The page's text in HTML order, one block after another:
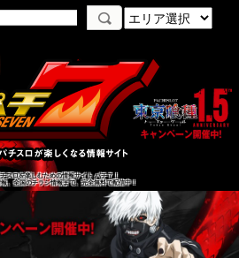
スロを楽しむための情報サイト パチ７！
、全国のチラシ情報まで、完全無料で配信中！